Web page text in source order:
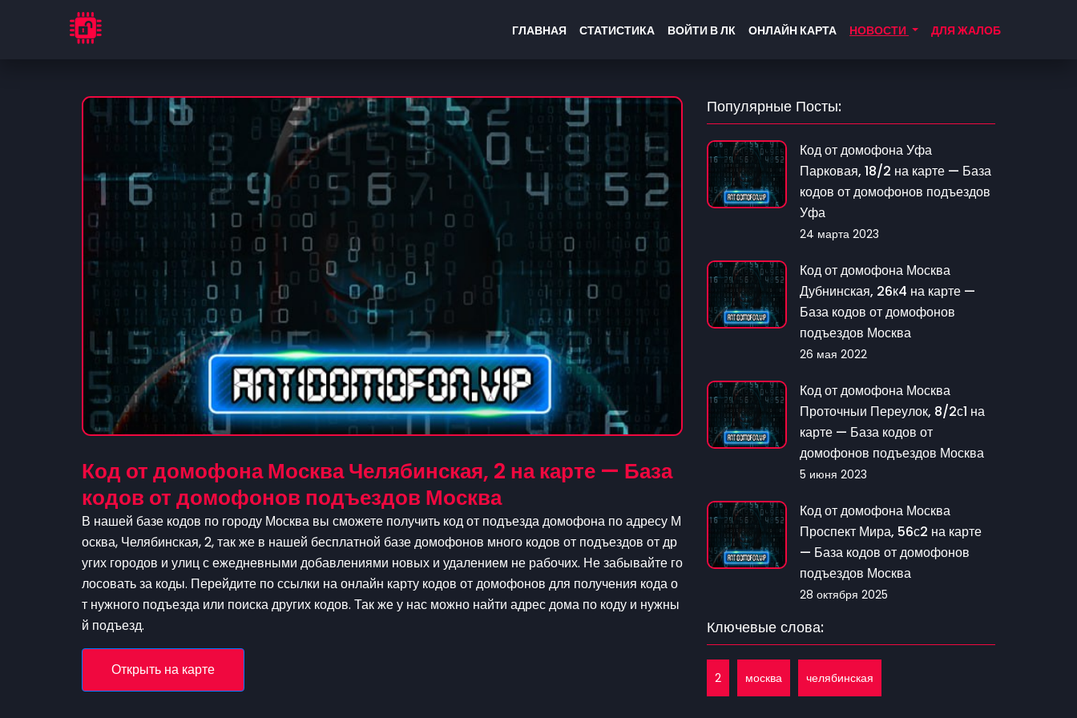
ГЛАВНАЯ СТАТИСТИКА ВОЙТИ В ЛК ОНЛАЙН КАРТА НОВОСТИ ДЛЯ ЖАЛОБ
Код от домофона Москва Челябинская, 2 на карте — База
кодов от домофонов подъездов Москва
В нашей базе кодов по городу Москва вы сможете получить код от подъезда домофона по адресу М
осква, Челябинская, 2, так же в нашей бесплатной базе домофонов много кодов от подъездов от др
угих городов и улиц с ежедневными добавлениями новых и удалением не рабочих. Не забывайте го
лосовать за коды. Перейдите по ссылки на онлайн карту кодов от домофонов для получения кода о
т нужного подъезда или поиска других кодов. Так же у нас можно найти адрес дома по коду и нужны
й подъезд.
Открыть на карте
Популярные Посты:
Код от домофона Уфа
Парковая, 18/2 на карте — База
кодов от домофонов подъездов
Уфа
24 марта 2023
Код от домофона Москва
Дубнинская, 26к4 на карте —
База кодов от домофонов
подъездов Москва
26 мая 2022
Код от домофона Москва
Проточныи Переулок, 8/2с1 на
карте — База кодов от
домофонов подъездов Москва
5 июня 2023
Код от домофона Москва
Проспект Мира, 56с2 на карте
— База кодов от домофонов
подъездов Москва
28 октября 2025
Ключевые слова:
2 москва челябинская